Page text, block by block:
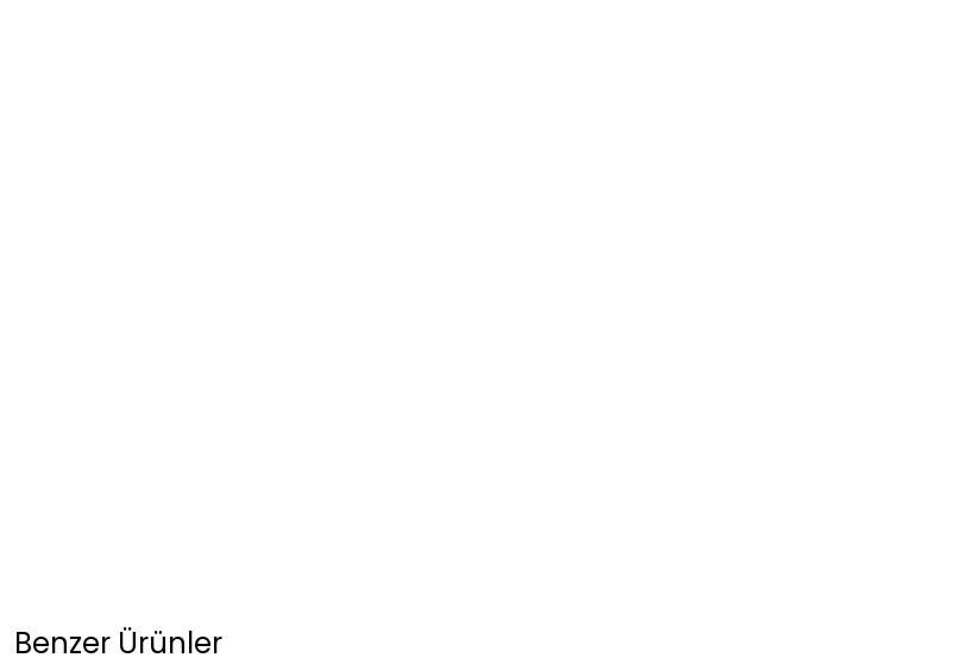
Benzer Ürünler